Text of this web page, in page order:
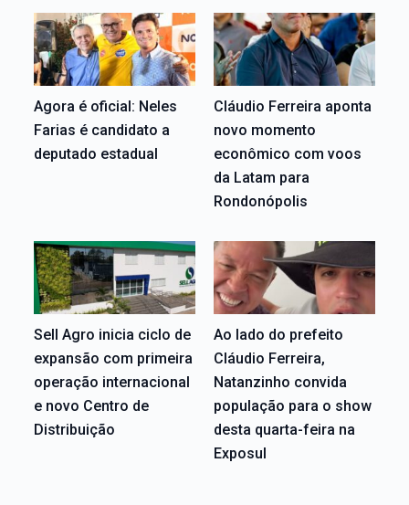
Agora é oficial: Neles
Farias é candidato a
deputado estadual
Cláudio Ferreira aponta
novo momento
econômico com voos
da Latam para
Rondonópolis
Sell Agro inicia ciclo de
expansão com primeira
operação internacional
e novo Centro de
Distribuição
Ao lado do prefeito
Cláudio Ferreira,
Natanzinho convida
população para o show
desta quarta-feira na
Exposul